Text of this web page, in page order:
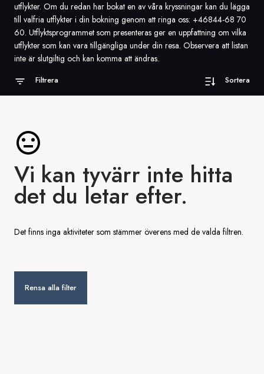
Tyskland
Schweiz
utflykter. Om du redan har bokat en av våra kryssningar kan du lägga
till valfria utflykter i din bokning genom att ringa oss: +46844-68 70
60. Utflyktsprogrammet som presenteras ger en uppfattning om vilka
utflykter som kan vara tillgängliga under din resa. Observera att listan
inte är slutgiltig och kan komma att ändras.
Filtrera Sortera
Vi kan tyvärr inte hitta
det du letar efter.
Det finns inga aktiviteter som stämmer överens med de valda filtren.
Rensa alla filter